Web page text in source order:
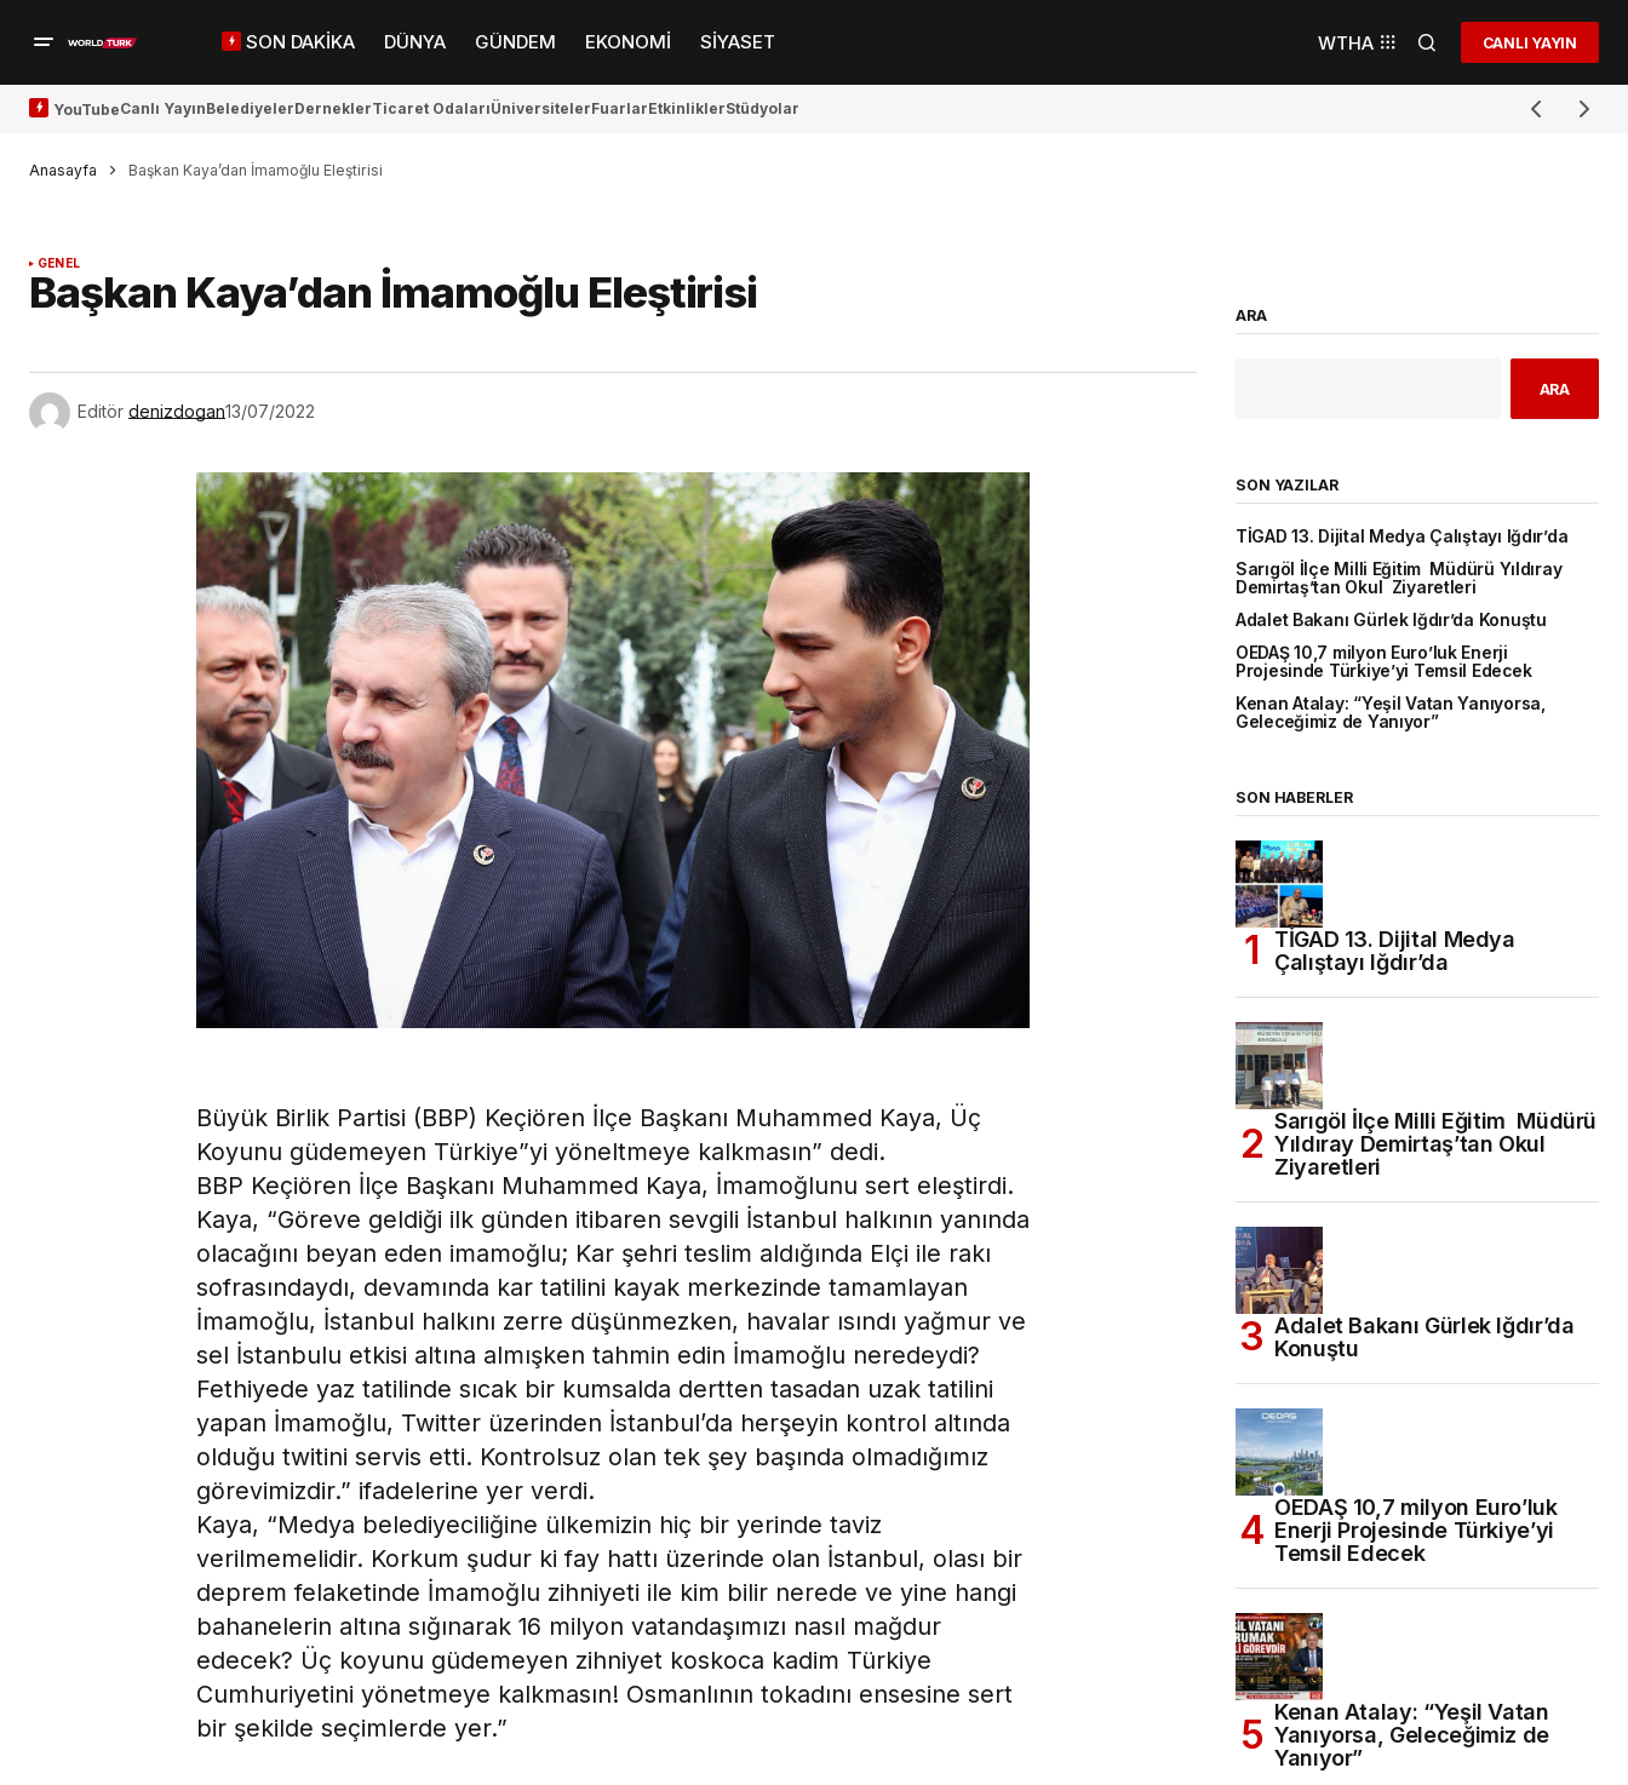
SON DAKİKA DÜNYA GÜNDEM EKONOMİ SİYASET WTHA CANLI YAYIN
YouTubeCanlı YayınBelediyelerDerneklerTicaret OdalarıÜniversitelerFuarlarEtkinliklerStüdyolar
Anasayfa Başkan Kaya’dan İmamoğlu Eleştirisi
GENEL
Başkan Kaya’dan İmamoğlu Eleştirisi
Editör denizdogan13/07/2022
Büyük Birlik Partisi (BBP) Keçiören İlçe Başkanı Muhammed Kaya, Üç
Koyunu güdemeyen Türkiye”yi yöneltmeye kalkmasın” dedi.
BBP Keçiören İlçe Başkanı Muhammed Kaya, İmamoğlunu sert eleştirdi.
Kaya, “Göreve geldiği ilk günden itibaren sevgili İstanbul halkının yanında
olacağını beyan eden imamoğlu; Kar şehri teslim aldığında Elçi ile rakı
sofrasındaydı, devamında kar tatilini kayak merkezinde tamamlayan
İmamoğlu, İstanbul halkını zerre düşünmezken, havalar ısındı yağmur ve
sel İstanbulu etkisi altına almışken tahmin edin İmamoğlu neredeydi?
Fethiyede yaz tatilinde sıcak bir kumsalda dertten tasadan uzak tatilini
yapan İmamoğlu, Twitter üzerinden İstanbul’da herşeyin kontrol altında
olduğu twitini servis etti. Kontrolsuz olan tek şey başında olmadığımız
görevimizdir.” ifadelerine yer verdi.
Kaya, “Medya belediyeciliğine ülkemizin hiç bir yerinde taviz
verilmemelidir. Korkum şudur ki fay hattı üzerinde olan İstanbul, olası bir
deprem felaketinde İmamoğlu zihniyeti ile kim bilir nerede ve yine hangi
bahanelerin altına sığınarak 16 milyon vatandaşımızı nasıl mağdur
edecek? Üç koyunu güdemeyen zihniyet koskoca kadim Türkiye
Cumhuriyetini yönetmeye kalkmasın! Osmanlının tokadını ensesine sert
bir şekilde seçimlerde yer.”
ARA
ARA
SON YAZILAR
TİGAD 13. Dijital Medya Çalıştayı Iğdır’da
Sarıgöl İlçe Milli Eğitim Müdürü Yıldıray
Demirtaş’tan Okul Ziyaretleri
Adalet Bakanı Gürlek Iğdır’da Konuştu
OEDAŞ 10,7 milyon Euro’luk Enerji
Projesinde Türkiye’yi Temsil Edecek
Kenan Atalay: “Yeşil Vatan Yanıyorsa,
Geleceğimiz de Yanıyor”
SON HABERLER
TİGAD 13. Dijital Medya
Çalıştayı Iğdır’da
Sarıgöl İlçe Milli Eğitim Müdürü
Yıldıray Demirtaş’tan Okul
Ziyaretleri
Adalet Bakanı Gürlek Iğdır’da
Konuştu
OEDAŞ 10,7 milyon Euro’luk
Enerji Projesinde Türkiye’yi
Temsil Edecek
Kenan Atalay: “Yeşil Vatan
Yanıyorsa, Geleceğimiz de
Yanıyor”